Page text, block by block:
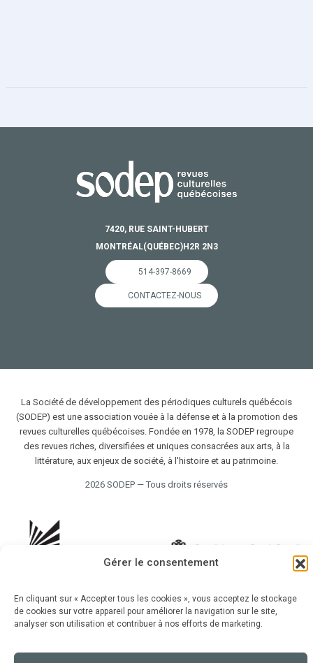
Gérer le consentement
En cliquant sur « Accepter tous les cookies », vous acceptez le stockage
de cookies sur votre appareil pour améliorer la navigation sur le site,
analyser son utilisation et contribuer à nos efforts de marketing.
7420, RUE SAINT-HUBERT
MONTRÉAL(QUÉBEC)H2R 2N3
514-397-8669
CONTACTEZ-NOUS
La Société de développement des périodiques culturels québécois
(SODEP) est une association vouée à la défense et à la promotion des
revues culturelles québécoises. Fondée en 1978, la SODEP regroupe
des revues riches, diversifiées et uniques consacrées aux arts, à la
littérature, aux enjeux de société, à l'histoire et au patrimoine.
2026 SODEP — Tous droits réservés